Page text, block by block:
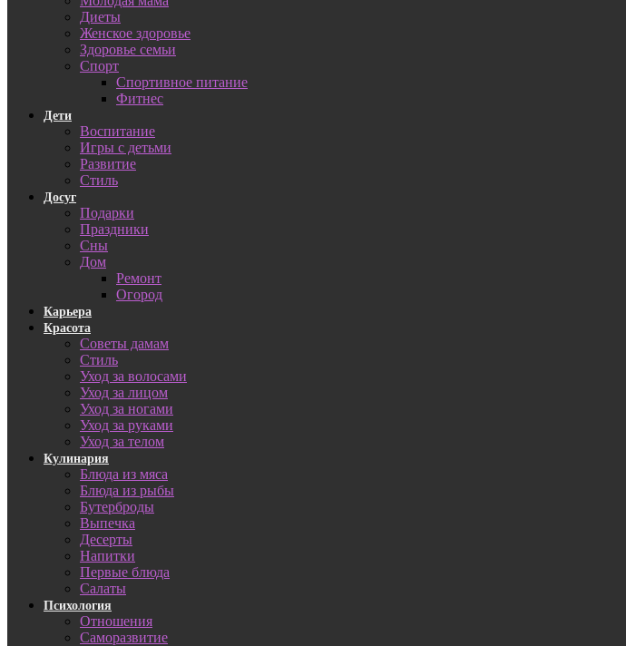
Диеты
Женское здоровье
Здоровье семьи
Спорт
Спортивное питание
Фитнес
Дети
Воспитание
Игры с детьми
Развитие
Стиль
Досуг
Подарки
Праздники
Сны
Дом
Ремонт
Огород
Карьера
Красота
Советы дамам
Стиль
Уход за волосами
Уход за лицом
Уход за ногами
Уход за руками
Уход за телом
Кулинария
Блюда из мяса
Блюда из рыбы
Бутерброды
Выпечка
Десерты
Напитки
Первые блюда
Салаты
Психология
Отношения
Саморазвитие